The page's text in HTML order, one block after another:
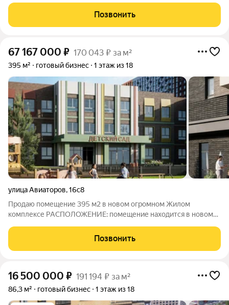
разгрузочная зона, асфальт, въезд-выезд на трассу М-4, проезд
к ЖК "Столицино".
Позвонить
67 167 000 ₽ 170 043 ₽ за м²
395 м² готовый бизнес 1 этаж из 18
улица Авиаторов,16с8
Продаю помещение 395 м2 в новом огромном Жилом
комплексе РАСПОЛОЖЕНИЕ: помещение находится в новом
30 тыс жителей, школа 1800 мест , два детских сада , станция
скорой помощи и пожарная часть)
Позвонить
16 500 000 ₽ 191 194 ₽ за м²
86,3 м² готовый бизнес 1 этаж из 18